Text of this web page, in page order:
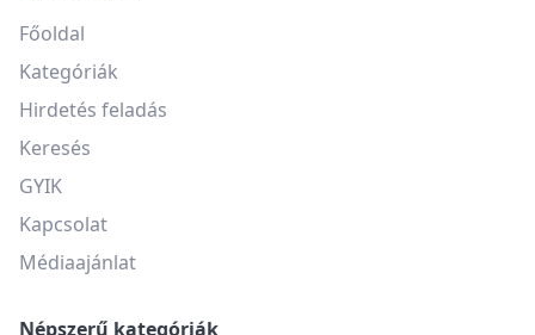
Főoldal
Kategóriák
Hirdetés feladás
Keresés
GYIK
Kapcsolat
Médiaajánlat
Népszerű kategóriák